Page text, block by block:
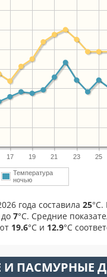
17 19 21 23 25
Температура
ночью
года составила 25°С.
7°C. Средние
19.6°С и 12.9°С
ПАСМУРНЫЕ